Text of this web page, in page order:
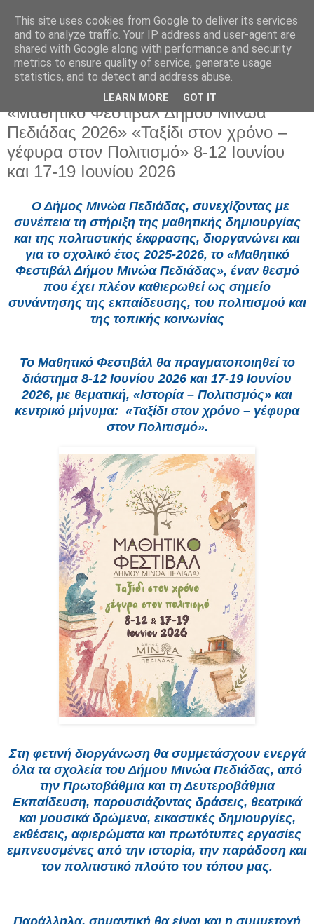
Τρίτη 19 Μαΐου 2026
«Μαθητικό Φεστιβάλ Δήμου Μινώα
Πεδιάδας 2026» «Ταξίδι στον χρόνο –
γέφυρα στον Πολιτισμό» 8-12 Ιουνίου
και 17-19 Ιουνίου 2026
Ο Δήμος Μινώα Πεδιάδας, συνεχίζοντας με
συνέπεια τη στήριξη της μαθητικής δημιουργίας
και της πολιτιστικής έκφρασης, διοργανώνει και
για το σχολικό έτος 2025-2026, το «Μαθητικό
Φεστιβάλ Δήμου Μινώα Πεδιάδας», έναν θεσμό
που έχει πλέον καθιερωθεί ως σημείο
συνάντησης της εκπαίδευσης, του πολιτισμού και
της τοπικής κοινωνίας
Το Μαθητικό Φεστιβάλ θα πραγματοποιηθεί το
διάστημα 8-12 Ιουνίου 2026 και 17-19 Ιουνίου
2026, με θεματική, «Ιστορία – Πολιτισμός» και
κεντρικό μήνυμα: «Ταξίδι στον χρόνο – γέφυρα
στον Πολιτισμό».
Στη φετινή διοργάνωση θα συμμετάσχουν ενεργά
όλα τα σχολεία του Δήμου Μινώα Πεδιάδας, από
την Πρωτοβάθμια και τη Δευτεροβάθμια
Εκπαίδευση, παρουσιάζοντας δράσεις, θεατρικά
και μουσικά δρώμενα, εικαστικές δημιουργίες,
εκθέσεις, αφιερώματα και πρωτότυπες εργασίες
εμπνευσμένες από την ιστορία, την παράδοση και
τον πολιτιστικό πλούτο του τόπου μας.
This site uses cookies from Google to deliver its services
and to analyze traffic. Your IP address and user-agent are
shared with Google along with performance and security
metrics to ensure quality of service, generate usage
statistics, and to detect and address abuse.
LEARN MORE GOT IT